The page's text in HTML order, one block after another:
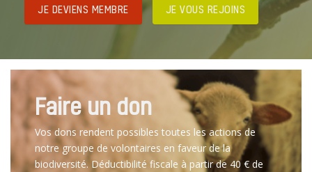
JE DEVIENS MEMBRE JE VOUS REJOINS
Faire un don
Vos dons rendent possibles toutes les actions de
notre groupe de volontaires en faveur de la
biodiversité. Déductibilité fiscale à partir de 40 € de